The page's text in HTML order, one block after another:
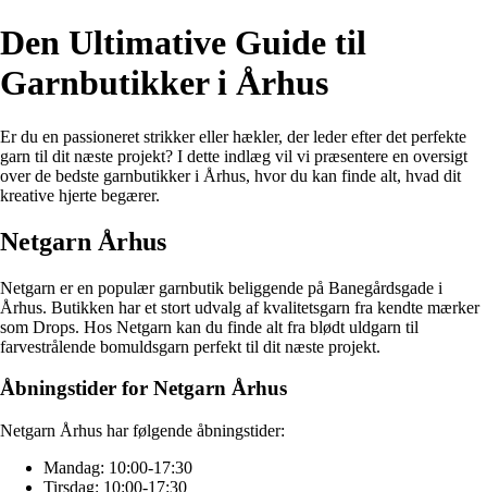
Den Ultimative Guide til
Garnbutikker i Århus
Er du en passioneret strikker eller hækler, der leder efter det perfekte
garn til dit næste projekt? I dette indlæg vil vi præsentere en oversigt
over de bedste garnbutikker i Århus, hvor du kan finde alt, hvad dit
kreative hjerte begærer.
Netgarn Århus
Netgarn er en populær garnbutik beliggende på Banegårdsgade i
Århus. Butikken har et stort udvalg af kvalitetsgarn fra kendte mærker
som Drops. Hos Netgarn kan du finde alt fra blødt uldgarn til
farvestrålende bomuldsgarn perfekt til dit næste projekt.
Åbningstider for Netgarn Århus
Netgarn Århus har følgende åbningstider:
Mandag: 10:00-17:30
Tirsdag: 10:00-17:30